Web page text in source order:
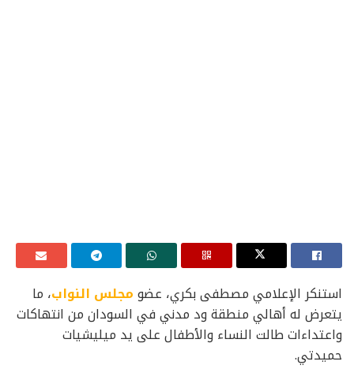
استنكر الإعلامي مصطفى بكري، عضومجلس النواب، ما
يتعرض له أهالي منطقة ود مدني في السودان من انتهاكات
واعتداءات طالت النساء والأطفال على يد ميليشيات
حميدتي.